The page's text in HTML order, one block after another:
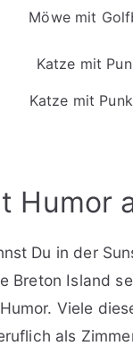
Möwe mit
Katze mit
Humor
Du in der
Breton Island
Viele
als